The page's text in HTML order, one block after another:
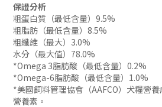
保證分析
粗蛋白質（最低含量）9.5%
粗脂肪（最低含量）8.5%
粗纖維（最大）3.0%
水分（最大值）78.0%
*Omega 3脂肪酸（最低含量）0.2%
*Omega-6脂肪酸（最低含量）1.0%
*美國飼料管理協會（AAFCO）犬糧營
營養素。